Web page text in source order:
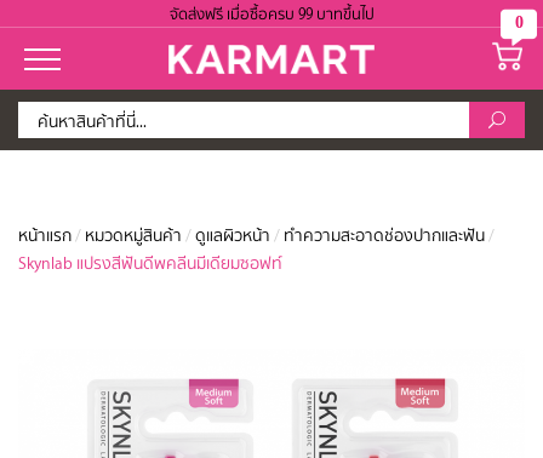
จัดส่งฟรี เมื่อซื้อครบ 99 บาทขึ้นไป 0
หน้าแรก / หมวดหมู่สินค้า /ดูแลผิวหน้า / ทำความสะอาดช่องปากและฟัน /
Skynlab แปรงสีฟันดีพคลีนมีเดียมซอฟท์